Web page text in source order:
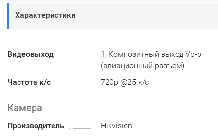
Характеристики
Видеовыход
1, Композитный выход Vp-p
(авиационный разъем)
Частота к/с
720p @25 к/с
Камера
Производитель
Hikvision